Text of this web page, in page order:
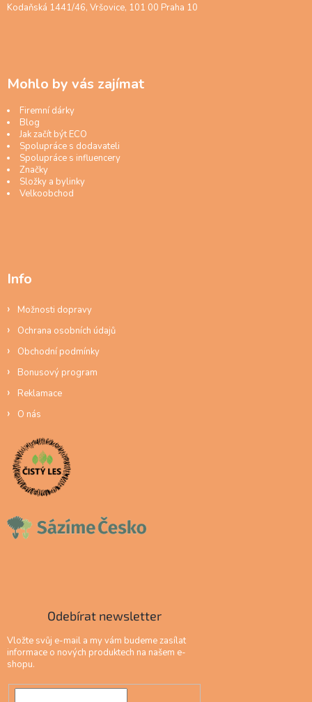
Kodaňská 1441/46, Vršovice, 101 00 Praha 10
Mohlo by vás zajímat
Firemní dárky
Blog
Jak začít být ECO
Spolupráce s dodavateli
Spolupráce s influencery
Značky
Složky a bylinky
Velkoobchod
Info
Možnosti dopravy
Ochrana osobních údajů
Obchodní podmínky
Bonusový program
Reklamace
O nás
Odebírat newsletter
Vložte svůj e-mail a my vám budeme zasílat
informace o nových produktech na našem e-
shopu.